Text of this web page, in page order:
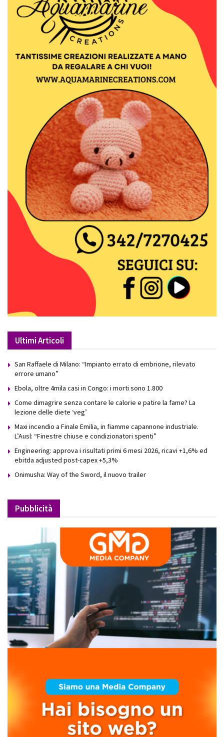
Ultimi Articoli
San Raffaele di Milano: “Impianto errato di embrione, rilevato
errore umano”
Ebola, oltre 4mila casi in Congo: i morti sono 1.800
Come dimagrire senza contare le calorie e patire la fame? La
lezione delle diete ‘veg’
Maxi incendio a Finale Emilia, in fiamme capannone industriale.
L’Ausl: “Finestre chiuse e condizionatori spenti”
Engineering: approva i risultati primi 6 mesi 2026, ricavi +1,6% ed
ebitda adjusted post-capex +5,3%
Onimusha: Way of the Sword, il nuovo trailer
Pubblicità